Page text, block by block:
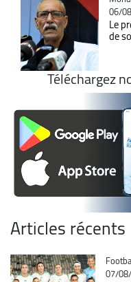
06/
Le
de
Téléchargez
Articles récents
07/